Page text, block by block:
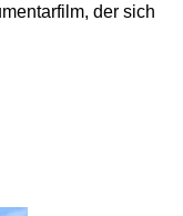
der sich